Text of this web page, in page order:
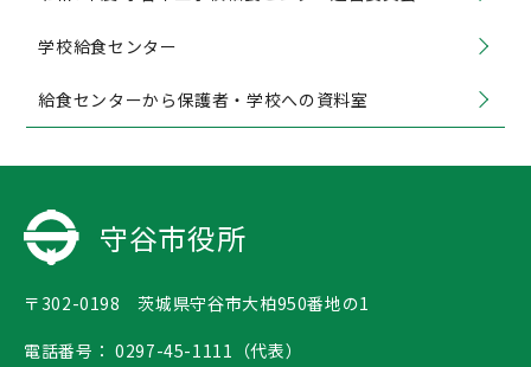
学校給食センター
給食センターから保護者・学校への資料室
守谷市役所
〒302-0198 茨城県守谷市大柏950番地の1
電話番号： 0297-45-1111（代表）